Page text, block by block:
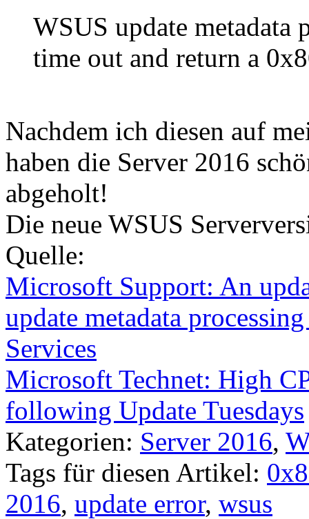
WSUS update metadata
time out and return a
Nachdem ich diesen auf
haben die Server 2016
abgeholt!
Die neue WSUS
Quelle:
Microsoft Support: An
update metadata
Services
Microsoft Technet: High
following Update Tuesdays
Kategorien: Server 2016,
Tags für diesen Artikel:
2016, update error, wsus